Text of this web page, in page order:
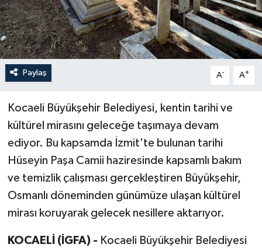
Paylaş A- A+
Kocaeli Büyükşehir Belediyesi, kentin tarihi ve
kültürel mirasını geleceğe taşımaya devam
ediyor. Bu kapsamda İzmit'te bulunan tarihi
Hüseyin Paşa Camii haziresinde kapsamlı bakım
ve temizlik çalışması gerçekleştiren Büyükşehir,
Osmanlı döneminden günümüze ulaşan kültürel
mirası koruyarak gelecek nesillere aktarıyor.
KOCAELİ (İGFA) - Kocaeli Büyükşehir Belediyesi